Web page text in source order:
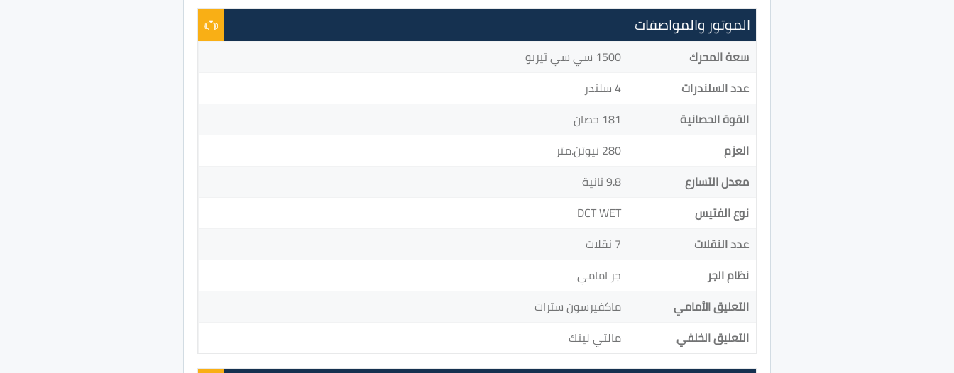
الموتور والمواصفات
سعة المحرك
1500 سي سي تيربو
عدد السلندرات
4 سلندر
القوة الحصانية
181 حصان
العزم
280 نيوتن.متر
معدل التسارع
9.8 ثانية
نوع الفتيس
DCT WET
عدد النقلات
7 نقلات
نظام الجر
جر امامي
التعليق الأمامي
ماكفيرسون سترات
التعليق الخلفي
مالتي لينك